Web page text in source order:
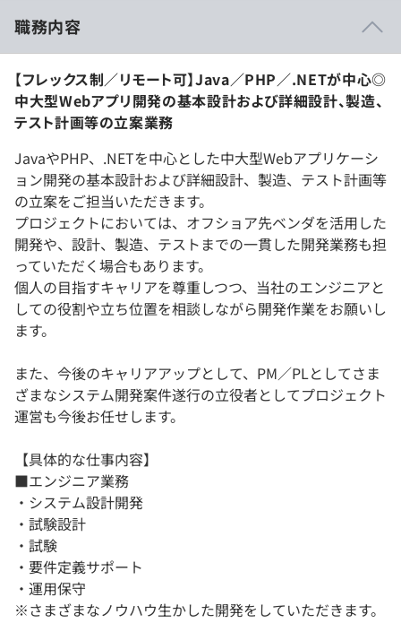
職務内容
【フレックス制／リモート可】Java／PHP／.NETが中心◎
中大型Webアプリ開発の基本設計および詳細設計、製造、
テスト計画等の立案業務
JavaやPHP、.NETを中心とした中大型Webアプリケーシ
ョン開発の基本設計および詳細設計、製造、テスト計画等
の立案をご担当いただきます。
プロジェクトにおいては、オフショア先ベンダを活用した
開発や、設計、製造、テストまでの一貫した開発業務も担
っていただく場合もあります。
個人の目指すキャリアを尊重しつつ、当社のエンジニアと
しての役割や立ち位置を相談しながら開発作業をお願いし
ます。
また、今後のキャリアアップとして、PM／PLとしてさま
ざまなシステム開発案件遂行の立役者としてプロジェクト
運営も今後お任せします。
【具体的な仕事内容】
■エンジニア業務
・システム設計開発
・試験設計
・試験
・要件定義サポート
・運用保守
※さまざまなノウハウ生かした開発をしていただきます。